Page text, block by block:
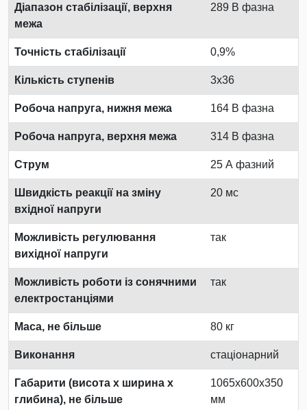
Діапазон стабілізації, верхня
межа
289 В фазна
Точність стабілізації 0,9%
Кількість ступенів 3x36
Робоча напруга, нижня межа 164 В фазна
Робоча напруга, верхня межа 314 В фазна
Струм 25 А фазний
Швидкість реакції на зміну
вхідної напруги
20 мс
Можливість регулювання
вихідної напруги
так
Можливість роботи із сонячними
електростанціями
так
Маса, не більше 80 кг
Виконання стаціонарний
Габарити (висота х ширина х
глибина), не більше
1065x600x350
мм